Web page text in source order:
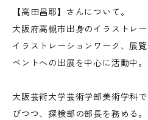
【高田昌耶】さんについて。
大阪府高槻市出身のイラストレー
イラストレーションワーク、展
ベントへの出展を中心に活動中。
大阪芸術大学芸術学部美術学科
びつつ、探検部の部長を務める